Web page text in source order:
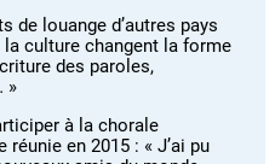
de louange d’autres pays
culture changent la forme
des paroles,
»
à la chorale
en 2015 : « J’ai pu